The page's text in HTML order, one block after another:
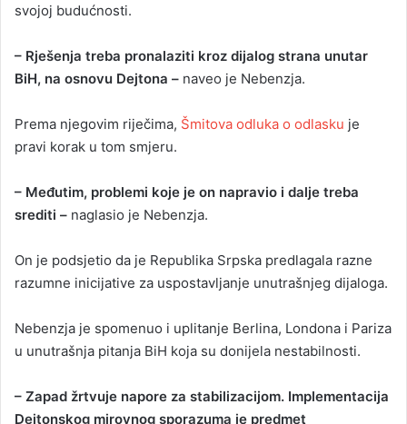
svojoj budućnosti.
– Rješenja treba pronalaziti kroz dijalog strana unutar
BiH, na osnovu Dejtona – naveo je Nebenzja.
Prema njegovim riječima, Šmitova odluka o odlasku je
pravi korak u tom smjeru.
– Međutim, problemi koje je on napravio i dalje treba
srediti – naglasio je Nebenzja.
On je podsjetio da je Republika Srpska predlagala razne
razumne inicijative za uspostavljanje unutrašnjeg dijaloga.
Nebenzja je spomenuo i uplitanje Berlina, Londona i Pariza
u unutrašnja pitanja BiH koja su donijela nestabilnosti.
– Zapad žrtvuje napore za stabilizacijom. Implementacija
Dejtonskog mirovnog sporazuma je predmet